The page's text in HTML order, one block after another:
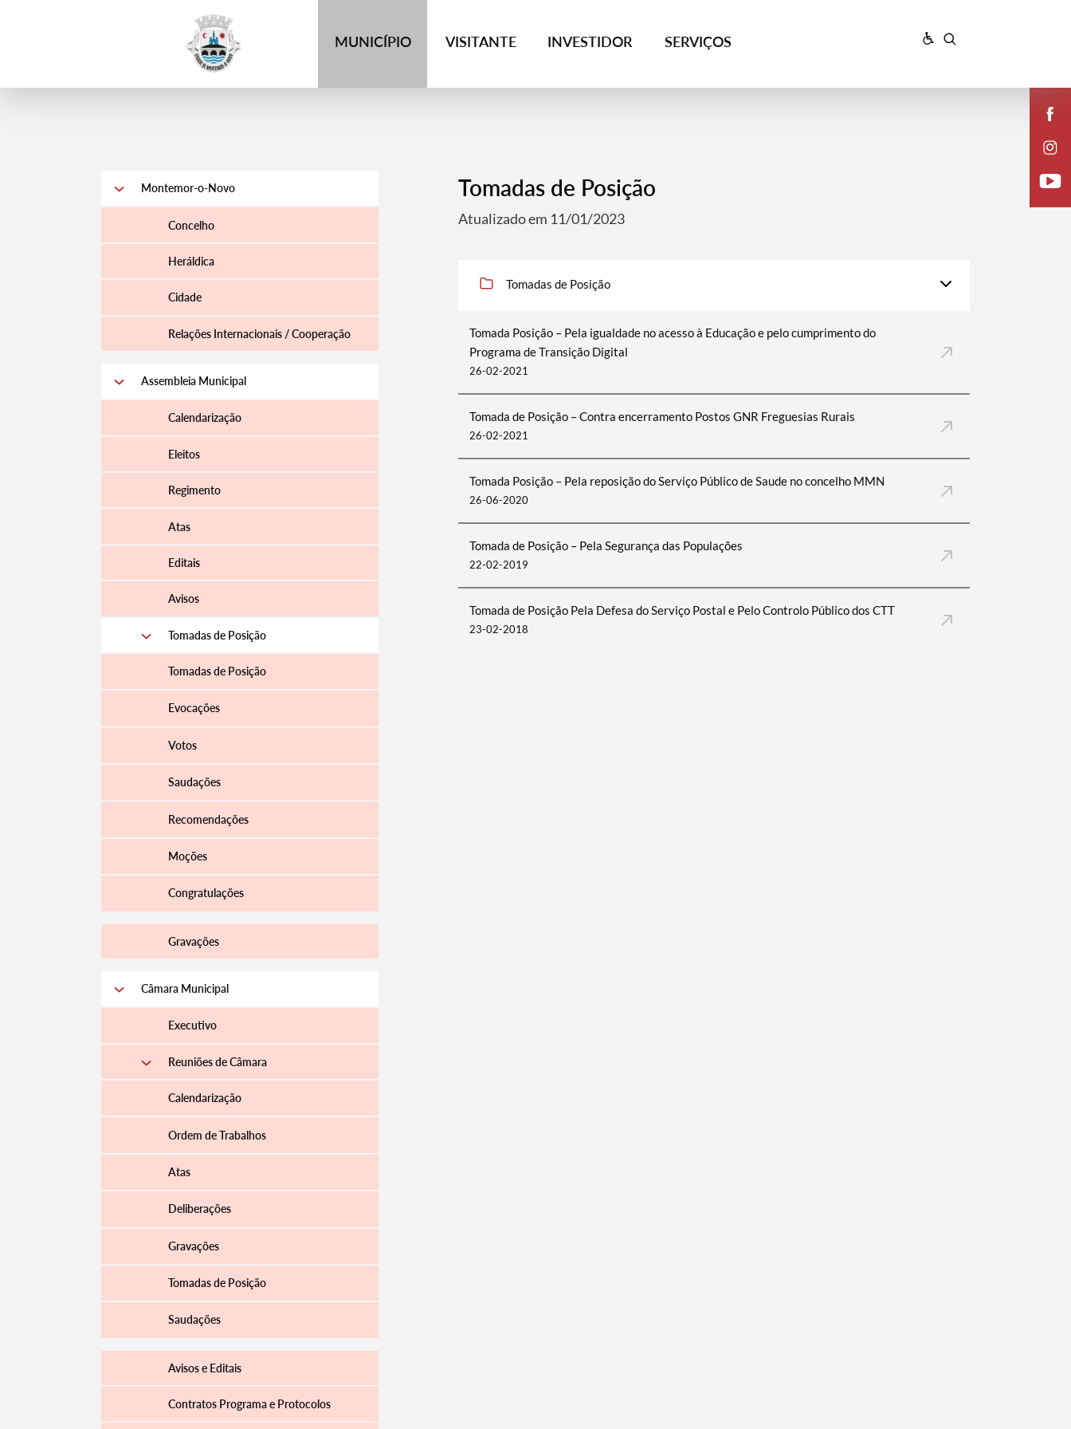
MUNICÍPIO VISITANTE INVESTIDOR SERVIÇOS
Montemor-o-Novo
Concelho
Heráldica
Cidade
Relações Internacionais / Cooperação
Assembleia Municipal
Calendarização
Eleitos
Regimento
Atas
Editais
Avisos
Tomadas de Posição
Tomadas de Posição
Evocações
Votos
Saudações
Recomendações
Moções
Congratulações
Gravações
Câmara Municipal
Executivo
Reuniões de Câmara
Calendarização
Ordem de Trabalhos
Atas
Deliberações
Gravações
Tomadas de Posição
Saudações
Avisos e Editais
Contratos Programa e Protocolos
Tomadas de Posição
Atualizado em 11/01/2023
Tomadas de Posição
Tomada Posição – Pela igualdade no acesso à Educação e pelo cumprimento do
Programa de Transição Digital
26-02-2021
Tomada de Posição – Contra encerramento Postos GNR Freguesias Rurais
26-02-2021
Tomada Posição – Pela reposição do Serviço Público de Saude no concelho MMN
26-06-2020
Tomada de Posição – Pela Segurança das Populações
22-02-2019
Tomada de Posição Pela Defesa do Serviço Postal e Pelo Controlo Público dos CTT
23-02-2018